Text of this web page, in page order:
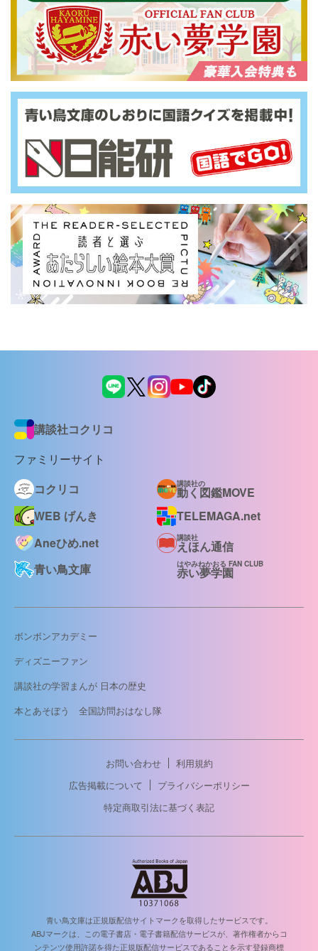
講談社コクリコ
ファミリーサイト
コクリコ
講談社の
動く図鑑MOVE
WEB げんき
TELEMAGA.net
Aneひめ.net
講談社
えほん通信
青い鳥文庫
はやみねかおる FAN CLUB
赤い夢学園
ボンボンアカデミー
ディズニーファン
講談社の学習まんが 日本の歴史
本とあそぼう 全国訪問おはなし隊
お問い合わせ
利用規約
広告掲載について
プライバシーポリシー
特定商取引法に基づく表記
青い鳥文庫は正規版配信サイトマークを取得したサービスです。
ABJマークは、この電子書店・電子書籍配信サービスが、著作権者からコ
ンテンツ使用許諾を得た正規版配信サービスであることを示す登録商標